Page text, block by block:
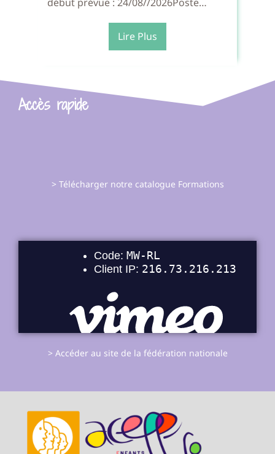
Lire Plus
Accès rapide
> Télécharger notre catalogue Formations
> Accéder au site de la fédération nationale